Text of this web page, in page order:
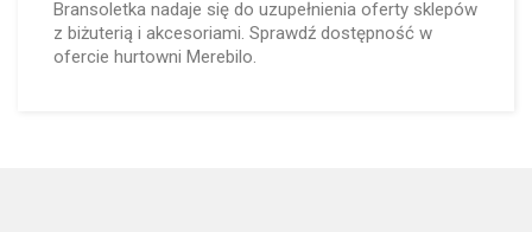
Bransoletka nadaje się do uzupełnienia oferty sklepów
z biżuterią i akcesoriami. Sprawdź dostępność w
ofercie hurtowni Merebilo.